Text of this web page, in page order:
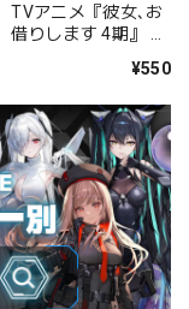
TVアニメ『彼女､お
借りします 4期』 ダ
¥550